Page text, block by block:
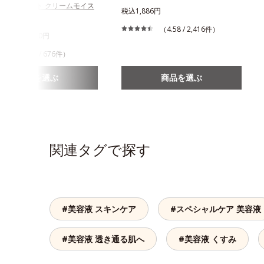
ユー ドット クリームモイス
円～3,960円
（4.22 / 676件）
商品を選ぶ
税込1,886円
（4.58 / 2,416件）
商品を選ぶ
関連タグで探す
#美容液 スキンケア #スペシャルケア 美容液
#美容液 透き通る肌へ #美容液 くすみ